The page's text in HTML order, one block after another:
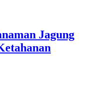
Jagung